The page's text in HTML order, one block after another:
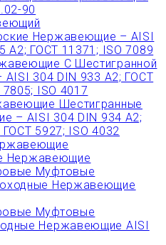
90
Нержавеющие – AISI
A2; ГОСТ 11371; ISO 7089
С Шестигранной
AISI 304 DIN 933 A2; ГОСТ
ISO 4017
Шестигранные
– AISI 304 DIN 934 А2;
5927; ISO 4032
Нержавеющие
Муфтовые
Нержавеющие
Муфтовые
Нержавеющие AISI